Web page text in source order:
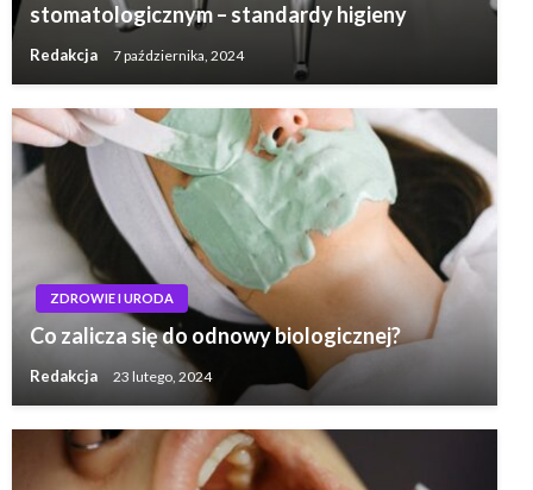
stomatologicznym – standardy higieny
Redakcja 7 października, 2024
ZDROWIE I URODA
Co zalicza się do odnowy biologicznej?
Redakcja 23 lutego, 2024